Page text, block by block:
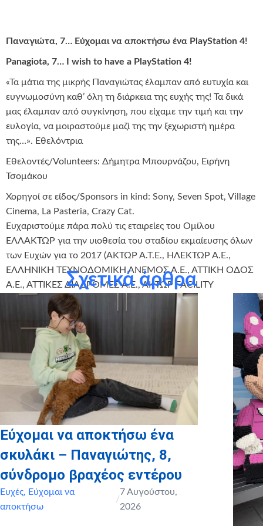
Παναγιώτα, 7… Εύχομαι να αποκτήσω ένα PlayStation 4!
Panagiota, 7… I wish to have a PlayStation 4!
«Τα μάτια της μικρής Παναγιώτας έλαμπαν από ευτυχία και
ευγνωμοσύνη καθ’ όλη τη διάρκεια της ευχής της! Τα δικά
μας έλαμπαν από συγκίνηση, που είχαμε την τιμή και την
ευλογία, να μοιραστούμε μαζί της την ξεχωριστή ημέρα
της…». Εθελόντρια
Εθελοντές/Volunteers: Δήμητρα Μπουρνάζου, Ειρήνη
Τσομάκου
Χορηγοί σε είδος/Sponsors in kind: Sony, Seven Spot, Village
Cinema, La Pasteria, Crazy Cat.
Ευχαριστούμε πάρα πολύ τις εταιρείες του Ομίλου
ΕΛΛΑΚΤΩΡ για την υιοθεσία του σταδίου εκμαίευσης όλων
των Ευχών για το 2017 (ΑΚΤΩΡ Α.Τ.Ε., ΗΛΕΚΤΩΡ Α.Ε.,
ΕΛΛΗΝΙΚΗ ΤΕΧΝΟΔΟΜΙΚΗ ΑΝΕΜΟΣ Α.Ε., ΑΤΤΙΚΗ ΟΔΟΣ
Α.Ε., ΑΤΤΙΚΕΣ ΔΙΑΔΡΟΜΕΣ Α.Ε., ΑΚΤΩΡ FACILITY
MANAGEMENT).
Σχετικά άρθρα
Εύχομαι να αποκτήσω ένα
σκυλάκι – Παναγιώτης, 8,
σύνδρομο βραχέος εντέρου
Ευχές, Εύχομαι να
αποκτήσω
/
7 Αυγούστου,
2026